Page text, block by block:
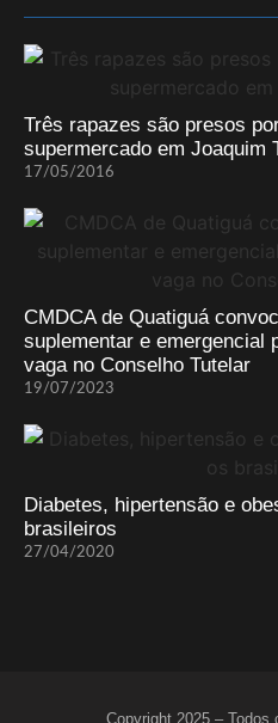
Três rapazes são presos
supermercado em Joaquim
17/05/2016
CMDCA de Quatiguá
suplementar e emergencial
vaga no Conselho Tutelar
19/07/2023
Diabetes, hipertensão e
brasileiros
27/04/2020
Copyright 2025 – Todos